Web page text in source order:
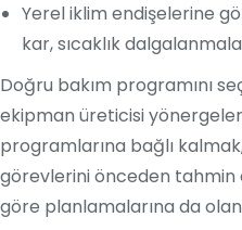
Yerel iklim endişelerine
kar, sıcaklık
Doğru bakım programını
ekipman üreticisi
programlarına bağlı
görevlerini önceden tahmin
göre planlamalarına da